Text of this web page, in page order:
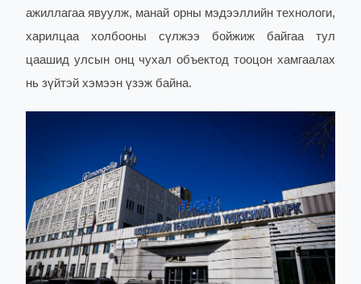
ажиллагаа явуулж, манай орны мэдээллийн технологи,
харилцаа холбооны сүлжээ бойжиж байгаа тул
цаашид улсын онц чухал объектод тооцон хамгаалах
нь зүйтэй хэмээн үзэж байна.